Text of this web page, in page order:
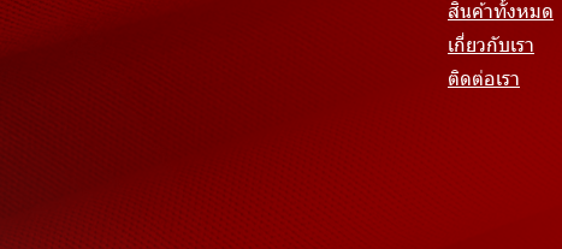
สินค้าทั้งหมด
เกี่ยวกับเรา
ติดต่อเรา